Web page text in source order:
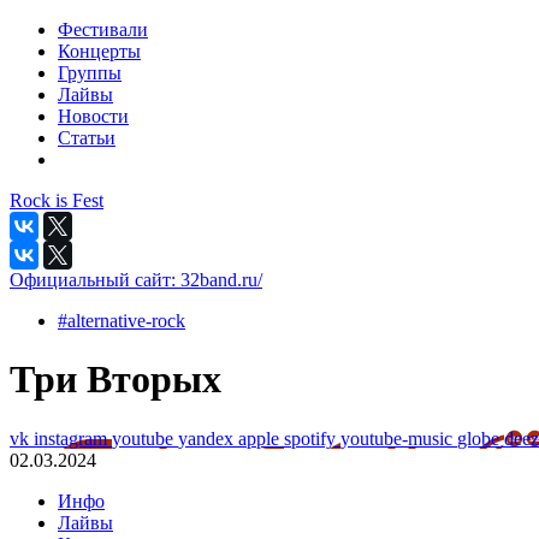
Фестивали
Концерты
Группы
Лайвы
Новости
Статьи
Rock is Fest
Официальный сайт: 32band.ru/
#alternative-rock
Три Вторых
vk instagramyoutube yandex apple spotifyyoutube-music globe
02.03.2024
Инфо
Лайвы